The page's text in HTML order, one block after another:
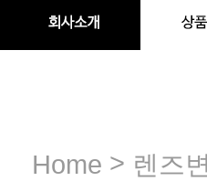
Home > 렌즈